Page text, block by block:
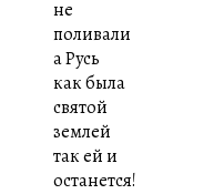
не
поливали
а Русь
как была
святой
землей
так ей и
останется!